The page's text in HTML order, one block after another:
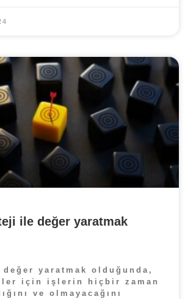
ile değer yaratmak
yaratmak olduğunda,
için işlerin hiçbir zaman
ve olmayacağını